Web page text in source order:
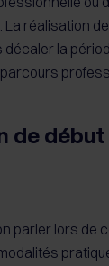
La réalisation
décaler la
de
parler lors de